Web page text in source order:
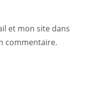
et mon site dans
commentaire.